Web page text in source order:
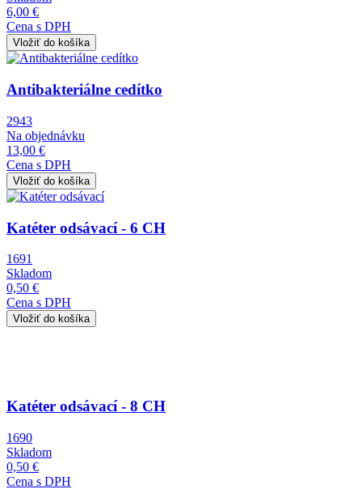
6,00 €
Cena s DPH
Obrázok
Antibakteriálne cedítko
2943
Na objednávku
13,00 €
Cena s DPH
Obrázok
Katéter odsávací - 6 CH
1691
Skladom
0,50 €
Cena s DPH
Katéter odsávací - 8 CH
1690
Skladom
0,50 €
Cena s DPH